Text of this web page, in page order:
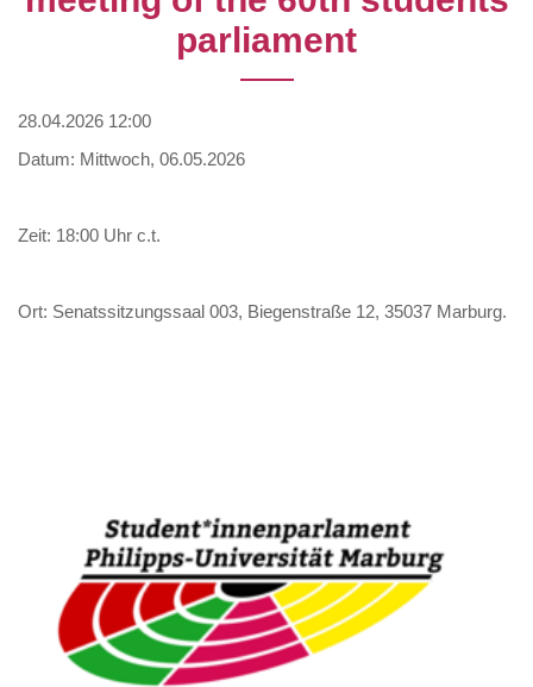
parliament
28.04.2026 12:00
Datum: Mittwoch, 06.05.2026
Zeit: 18:00 Uhr c.t.
Ort: Senatssitzungssaal 003, Biegenstraße 12, 35037 Marburg.